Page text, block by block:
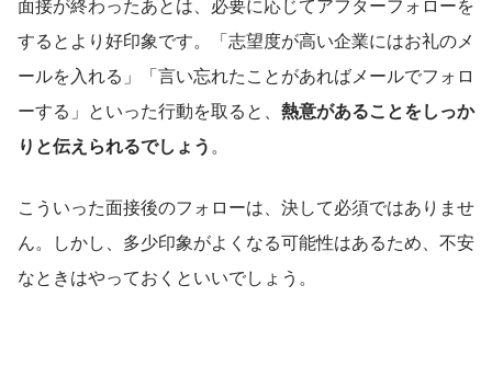
するとより好印象です。「志望度が高い企業にはお礼のメ
ールを入れる」「言い忘れたことがあればメールでフォロ
ーする」といった行動を取ると、 熱意があることをしっか
りと伝えられるでしょう。
こういった面接後のフォローは、決して必須ではありませ
ん。しかし、多少印象がよくなる可能性はあるため、不安
なときはやっておくといいでしょう。